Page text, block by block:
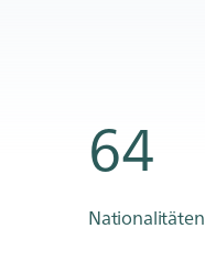
64
Nationalitäten